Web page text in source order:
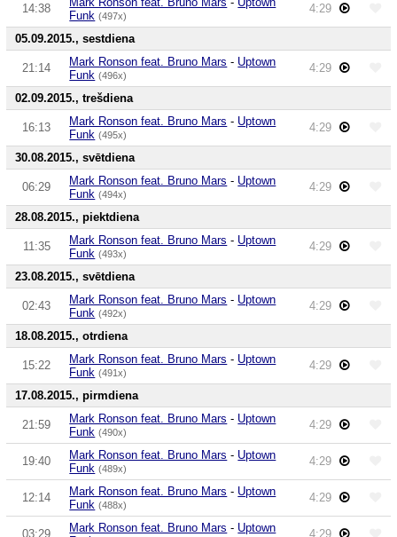
14:38
Funk (497x)
4:29
05.09.2015., sestdiena
21:14 Mark Ronson feat. Bruno Mars - Uptown
Funk (496x)
4:29
02.09.2015., trešdiena
16:13 Mark Ronson feat. Bruno Mars - Uptown
Funk (495x)
4:29
30.08.2015., svētdiena
06:29 Mark Ronson feat. Bruno Mars - Uptown
Funk (494x)
4:29
28.08.2015., piektdiena
11:35 Mark Ronson feat. Bruno Mars - Uptown
Funk (493x)
4:29
23.08.2015., svētdiena
02:43 Mark Ronson feat. Bruno Mars - Uptown
Funk (492x)
4:29
18.08.2015., otrdiena
15:22 Mark Ronson feat. Bruno Mars - Uptown
Funk (491x)
4:29
17.08.2015., pirmdiena
21:59 Mark Ronson feat. Bruno Mars - Uptown
Funk (490x)
4:29
19:40 Mark Ronson feat. Bruno Mars - Uptown
Funk (489x)
4:29
12:14 Mark Ronson feat. Bruno Mars - Uptown
Funk (488x)
4:29
03:29 Mark Ronson feat. Bruno Mars - Uptown
4:29